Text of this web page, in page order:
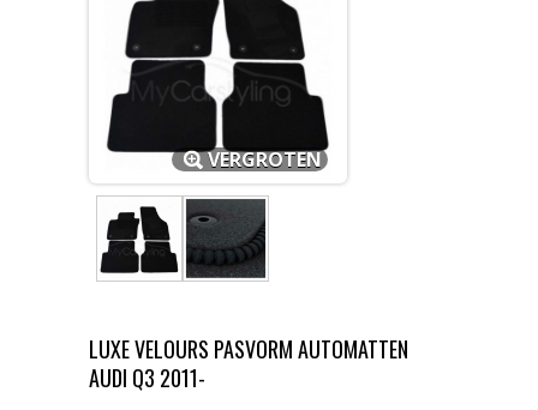
VERGROTEN
LUXE VELOURS PASVORM AUTOMATTEN
AUDI Q3 2011-